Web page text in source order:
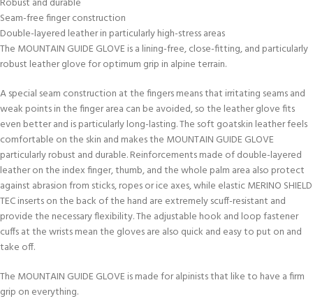
Seam-free finger construction
Double-layered leather in particularly high-stress areas
The MOUNTAIN GUIDE GLOVE is a lining-free, close-fitting, and particularly
robust leather glove for optimum grip in alpine terrain.
A special seam construction at the fingers means that irritating seams and
weak points in the finger area can be avoided, so the leather glove fits
even better and is particularly long-lasting. The soft goatskin leather feels
comfortable on the skin and makes the MOUNTAIN GUIDE GLOVE
particularly robust and durable. Reinforcements made of double-layered
leather on the index finger, thumb, and the whole palm area also protect
against abrasion from sticks, ropes or ice axes, while elastic MERINO SHIELD
TEC inserts on the back of the hand are extremely scuff-resistant and
provide the necessary flexibility. The adjustable hook and loop fastener
cuffs at the wrists mean the gloves are also quick and easy to put on and
take off.
The MOUNTAIN GUIDE GLOVE is made for alpinists that like to have a firm
grip on everything.